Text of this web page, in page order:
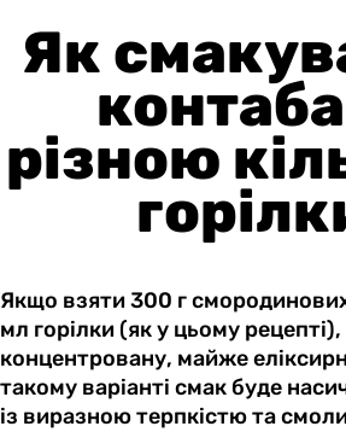
Як
різною
Якщо взяти 300 г
мл горілки (як у цьому
концентровану, майже
такому варіанті смак буде
із виразною терпкістю та